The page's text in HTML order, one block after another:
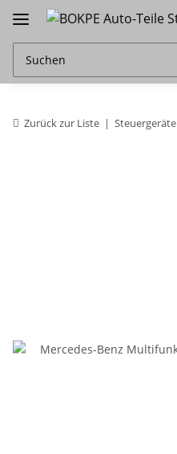
Zurück zur Liste Steuergeräte